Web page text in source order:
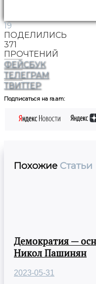
19
ПОДЕЛИЛИСЬ
371
ПРОЧТЕНИЙ
ФЕЙСБУК
ТЕЛЕГРАМ
ТВИТТЕР
Подписаться на ra.am:
Похожие Статьи
Демократия —
Никол Пашинян
2023-05-31